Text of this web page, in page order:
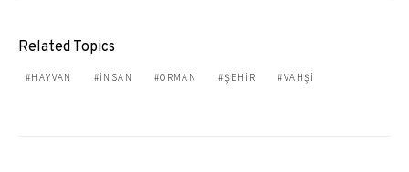
Related Topics
HAYVAN INSAN ORMAN ŞEHIR VAHŞI